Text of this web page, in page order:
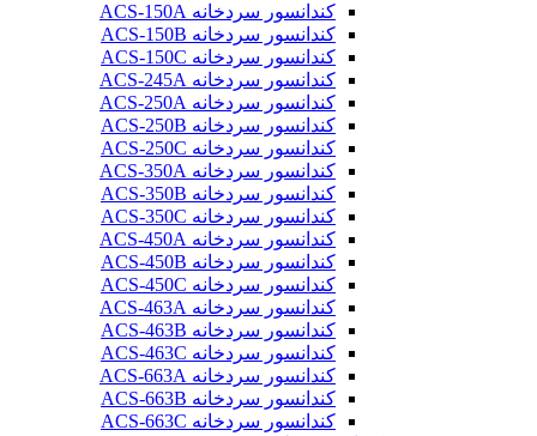
کندانسور سردخانه ACS-150A
کندانسور سردخانه ACS-150B
کندانسور سردخانه ACS-150C
کندانسور سردخانه ACS-245A
کندانسور سردخانه ACS-250A
کندانسور سردخانه ACS-250B
کندانسور سردخانه ACS-250C
کندانسور سردخانه ACS-350A
کندانسور سردخانه ACS-350B
کندانسور سردخانه ACS-350C
کندانسور سردخانه ACS-450A
کندانسور سردخانه ACS-450B
کندانسور سردخانه ACS-450C
کندانسور سردخانه ACS-463A
کندانسور سردخانه ACS-463B
کندانسور سردخانه ACS-463C
کندانسور سردخانه ACS-663A
کندانسور سردخانه ACS-663B
کندانسور سردخانه ACS-663C